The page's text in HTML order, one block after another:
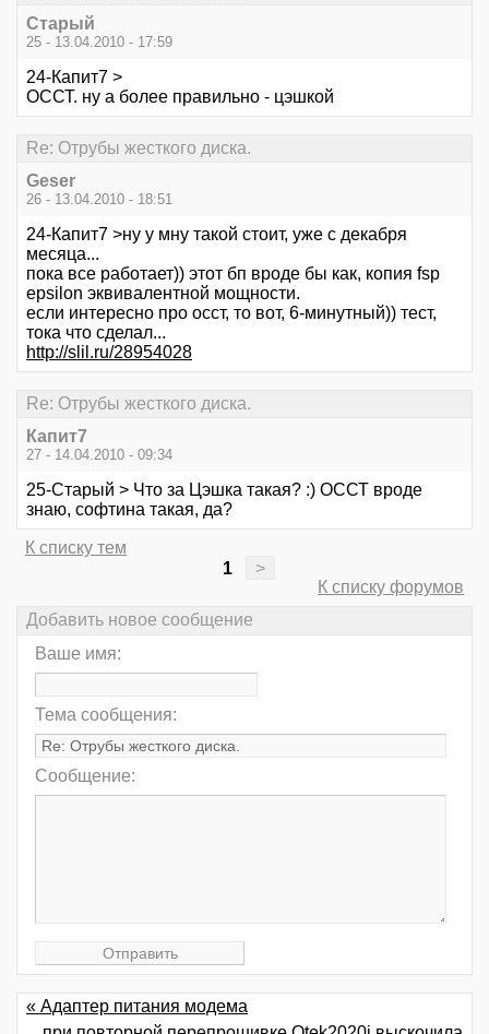
Старый
25 - 13.04.2010 - 17:59
24-Капит7 >
ОССТ. ну а более правильно - цэшкой
Re: Отрубы жесткого диска.
Geser
26 - 13.04.2010 - 18:51
24-Капит7 >ну у мну такой стоит, уже с декабря
месяца...
пока все работает)) этот бп вроде бы как, копия fsp
epsilon эквивалентной мощности.
если интересно про осст, то вот, 6-минутный)) тест,
тока что сделал...
http://slil.ru/28954028
Re: Отрубы жесткого диска.
Капит7
27 - 14.04.2010 - 09:34
25-Старый > Что за Цэшка такая? :) ОССТ вроде
знаю, софтина такая, да?
К списку тем
1
>
К списку форумов
Добавить новое сообщение
Ваше имя:
Тема сообщения:
Сообщение:
« Адаптер питания модема